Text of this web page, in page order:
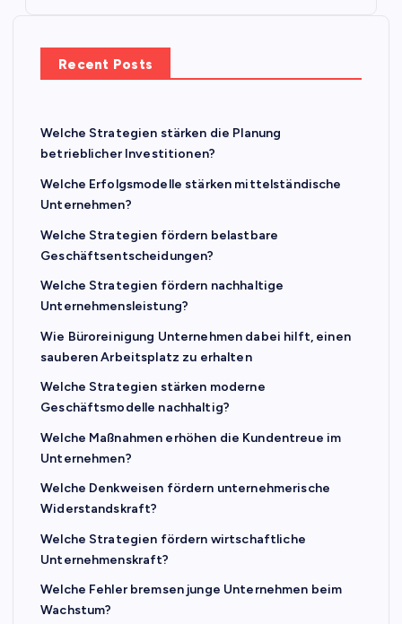
Recent Posts
Welche Strategien stärken die Planung
betrieblicher Investitionen?
Welche Erfolgsmodelle stärken mittelständische
Unternehmen?
Welche Strategien fördern belastbare
Geschäftsentscheidungen?
Welche Strategien fördern nachhaltige
Unternehmensleistung?
Wie Büroreinigung Unternehmen dabei hilft, einen
sauberen Arbeitsplatz zu erhalten
Welche Strategien stärken moderne
Geschäftsmodelle nachhaltig?
Welche Maßnahmen erhöhen die Kundentreue im
Unternehmen?
Welche Denkweisen fördern unternehmerische
Widerstandskraft?
Welche Strategien fördern wirtschaftliche
Unternehmenskraft?
Welche Fehler bremsen junge Unternehmen beim
Wachstum?